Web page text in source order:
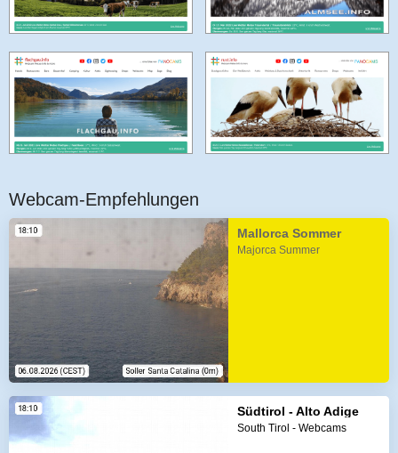
Webcam-Empfehlungen
Mallorca Sommer
Majorca Summer
Südtirol - Alto Adige
South Tirol - Webcams